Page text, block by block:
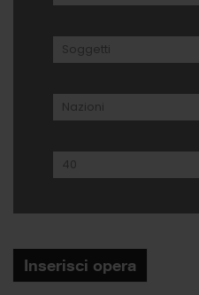
Inserisci opera